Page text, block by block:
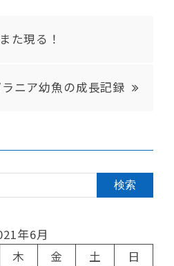
た現る！
ラニア幼魚の成長記録
年6月
木 金 土
日